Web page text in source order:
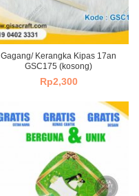
Gagang/ Kerangka Kipas 17an
GSC175 (kosong)
Rp2,300